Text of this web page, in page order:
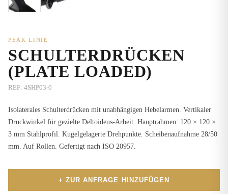
PEAK LINIE
SCHULTERDRÜCKEN
(PLATE LOADED)
REF: 4SHP03-0
Isolaterales Schulterdrücken mit unabhängigen Hebelarmen. Vertikaler
Druckwinkel für gezielte Deltoideus-Arbeit. Hauptrahmen: 120 × 120 ×
3 mm Stahlprofil. Kugelgelagerte Drehpunkte. Scheibenaufnahme 28/50
mm. Auf Rollen. Gefertigt nach ISO 20957.
+ ZUR ANFRAGE HINZUFÜGEN